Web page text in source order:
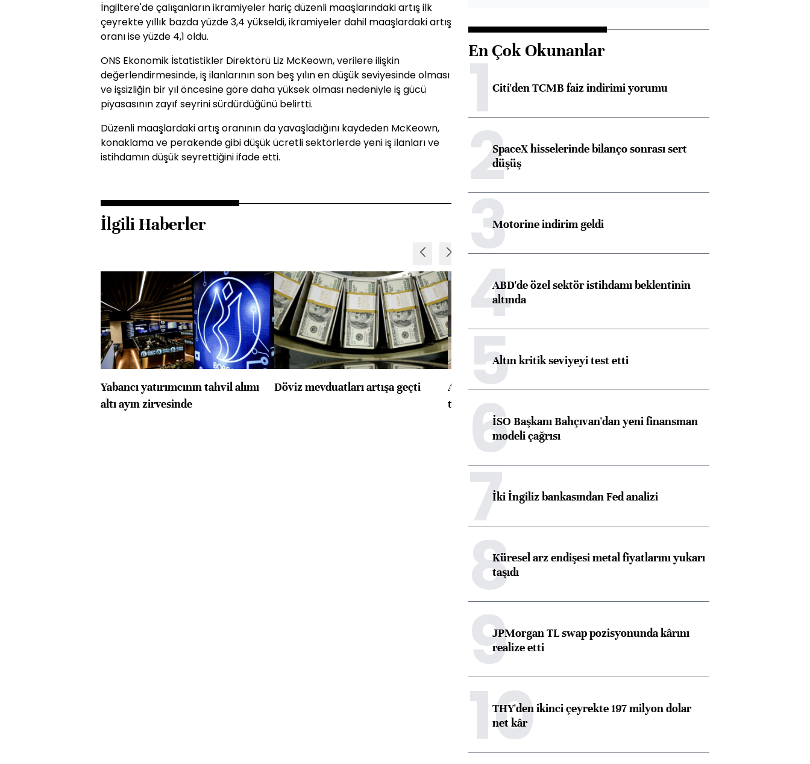
İngiltere'de çalışanların ikramiyeler hariç düzenli maaşlarındaki artış ilk
çeyrekte yıllık bazda yüzde 3,4 yükseldi, ikramiyeler dahil maaşlardaki artış
oranı ise yüzde 4,1 oldu.
ONS Ekonomik İstatistikler Direktörü Liz McKeown, verilere ilişkin
değerlendirmesinde, iş ilanlarının son beş yılın en düşük seviyesinde olması
ve işsizliğin bir yıl öncesine göre daha yüksek olması nedeniyle iş gücü
piyasasının zayıf seyrini sürdürdüğünü belirtti.
Düzenli maaşlardaki artış oranının da yavaşladığını kaydeden McKeown,
konaklama ve perakende gibi düşük ücretli sektörlerde yeni iş ilanları ve
istihdamın düşük seyrettiğini ifade etti.
İlgili Haberler
Yabancı yatırımcının tahvil alımı
altı ayın zirvesinde
Döviz mevduatları artışa geçti
ABD'de konut başlangıçları
toparlandı
Almanya, Commerzbank
En Çok Okunanlar
1Citi'den TCMB faiz indirimi yorumu
2SpaceX hisselerinde bilanço sonrası sert
düşüş
3Motorine indirim geldi
4ABD'de özel sektör istihdamı beklentinin
altında
5Altın kritik seviyeyi test etti
6İSO Başkanı Bahçıvan'dan yeni finansman
modeli çağrısı
7İki İngiliz bankasından Fed analizi
8Küresel arz endişesi metal fiyatlarını yukarı
taşıdı
9JPMorgan TL swap pozisyonunda kârını
realize etti
10
THY'den ikinci çeyrekte 197 milyon dolar
net kâr